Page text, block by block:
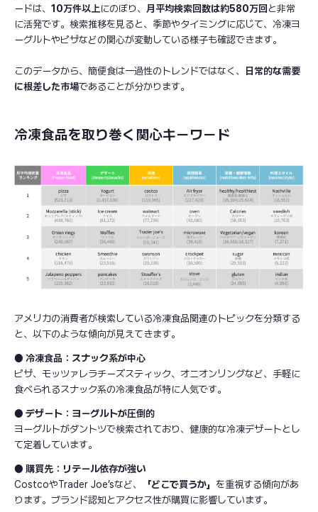
ードは、 10万件以上にのぼり、 月平均検索回数は約580万回 と非常
に活発です。検索推移を見ると、季節やタイミングに応じて、冷凍ヨ
ーグルトやピザなどの関心が変動している様子も確認できます。
このデータから、簡便食は一過性のトレンドではなく、
日常的な需要
に根差した市場であることが分かります。
冷凍食品を取り巻く関心キーワード
アメリカの消費者が検索している冷凍食品関連のトピックを分類する
と、以下のような傾向が見えてきます。
● 冷凍食品：スナック系が中心
ピザ、モッツァレラチーズスティック、オニオンリングなど、手軽に
食べられるスナック系の冷凍食品が特に人気です。
● デザート：ヨーグルトが圧倒的
ヨーグルトがダントツで検索されており、健康的な冷凍デザートとし
て定着しています。
● 購買先：リテール依存が強い
CostcoやTrader Joe’sなど、
「どこで買うか」 を重視する傾向があ
ります。ブランド認知とアクセス性が購買に影響しています。